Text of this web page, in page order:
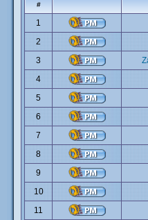
#
1
2
3
4
5
6
7
8
9
10
11